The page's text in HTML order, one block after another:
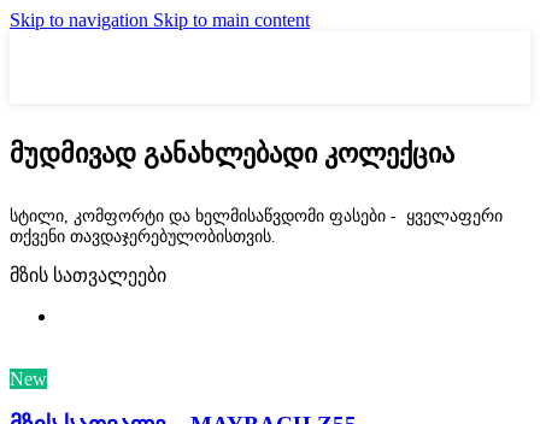
Skip to navigation Skip to main content
მუდმივად განახლებადი კოლექცია
სტილი, კომფორტი და ხელმისაწვდომი ფასები - ყველაფერი
თქვენი თავდაჯერებულობისთვის.
მზის სათვალეები
New